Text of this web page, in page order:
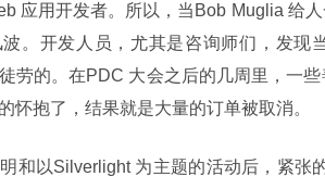
应用开发者。所以，当Bob Muglia 给
。开发人员，尤其是咨询师们，发现
劳的。在PDC 大会之后的几周里，一
怀抱了，结果就是大量的订单被取消。
和以Silverlight 为主题的活动后，紧张